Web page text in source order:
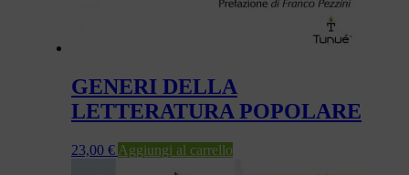
GENERI DELLA
LETTERATURA POPOLARE
23,00 € Aggiungi al carrello